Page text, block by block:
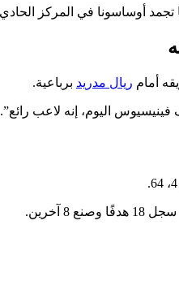
أمام ريال مدريد برباعية.
اليوم، إنه لاعب رائع”.